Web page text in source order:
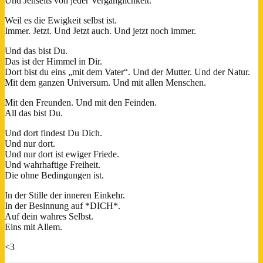
Weil es die Ewigkeit selbst ist.
Immer. Jetzt. Und Jetzt auch. Und jetzt noch immer.
Und das bist Du.
Das ist der Himmel in Dir.
Dort bist du eins „mit dem Vater“. Und der Mutter. Und der Natur.
Mit dem ganzen Universum. Und mit allen Menschen.
Mit den Freunden. Und mit den Feinden.
All das bist Du.
Und dort findest Du Dich.
Und nur dort.
Und nur dort ist ewiger Friede.
Und wahrhaftige Freiheit.
Die ohne Bedingungen ist.
In der Stille der inneren Einkehr.
In der Besinnung auf *DICH*.
Auf dein wahres Selbst.
Eins mit Allem.
<3